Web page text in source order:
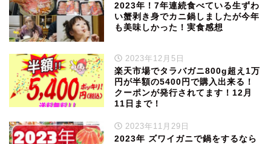
2023年！7年連続食べている生ずわ
い蟹剥き身でカニ鍋しましたが今年
も美味しかった！実食感想
2023年12月5日
楽天市場でタラバガニ800g超え1万
円が半額の5400円で購入出来る！
クーポンが発行されてます！12月
11日まで！
2023年11月29日
2023年 ズワイガニで鍋をするなら